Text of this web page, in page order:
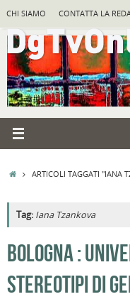
contenuto
CHI SIAMO CONTATTA LA
HOMEARTICOLI TAGGATI "IANA
Tag: Iana Tzankova
BOLOGNA :
STEREOTIPI DI